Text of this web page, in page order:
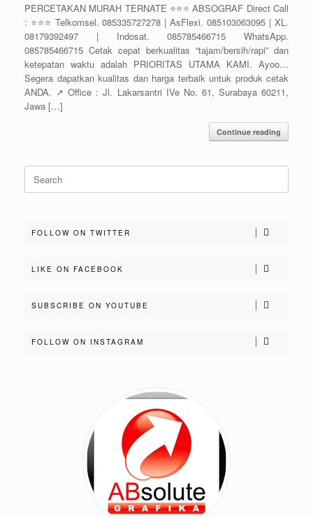
PERCETAKAN MURAH TERNATE ⭐⭐⭐ ABSOGRAF Direct Call
: ⭐⭐⭐ Telkomsel. 085335727278 | AsFlexi. 085103063095 | XL.
08179392497 | Indosat. 085785466715 WhatsApp.
085785466715 Cetak cepat berkualitas “tajam/bersih/rapi” dan
ketepatan waktu adalah PRIORITAS UTAMA KAMI. Ayoo…
Segera dapatkan kualitas dan harga terbaik untuk produk cetak
ANDA. ↗️ Office : Jl. Lakarsantri IVe No. 61, Surabaya 60211,
Jawa […]
Continue reading
Search
for:
FOLLOW ON TWITTER
LIKE ON FACEBOOK
SUBSCRIBE ON YOUTUBE
FOLLOW ON INSTAGRAM